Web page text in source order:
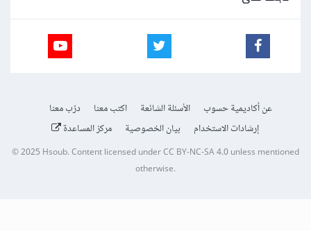
عن أكاديمية حسوب الأسئلة الشائعة اكتب معنا
درّب معنا
إرشادات الاستخدام
بيان الخصوصية مركز المساعدة
© 2025 Hsoub.Content licensed underCC BY-NC-SA 4.0unless mentioned
otherwise.